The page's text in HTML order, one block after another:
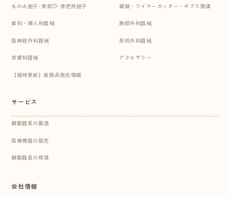
丸のみ鉗子･骨剪刀･骨把持鉗子 鋼線・ワイヤーカッター・ギプス関連
産科・婦人科器械 胸部外科器械
脳神経外科器械 形成外科器械
皮膚科器械 アクセサリー
【随時更新】新商品発売情報
サービス
鋼製器具の製造
医療機器の販売
鋼製器具の修理
会社情報